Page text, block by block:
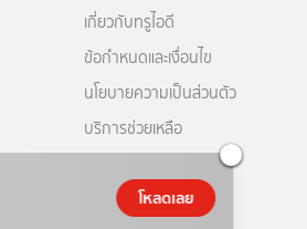
โหลดเลย
เกี่ยวกับทรูไอดี
ข้อกำหนดและเงื่อนไข
นโยบายความเป็นส่วนตัว
บริการช่วยเหลือ